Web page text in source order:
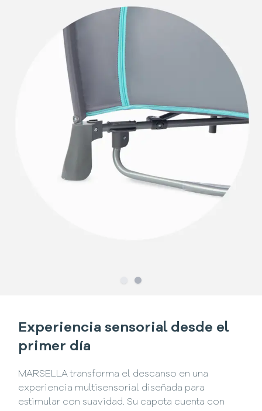
SlideSlide
Experiencia sensorial desde el
primer día
MARSELLA transforma el descanso en una
experiencia multisensorial diseñada para
estimular con suavidad. Su capota cuenta con